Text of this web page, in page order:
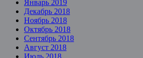
Январь 2019
Декабрь 2018
Ноябрь 2018
Октябрь 2018
Сентябрь 2018
Август 2018
Июль 2018